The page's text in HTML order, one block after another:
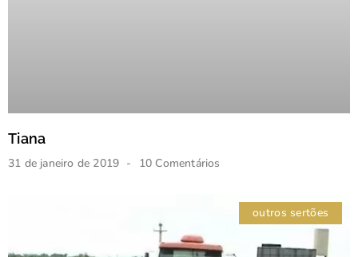
Tiana
31 de janeiro de 2019 10 Comentários
outros sertões